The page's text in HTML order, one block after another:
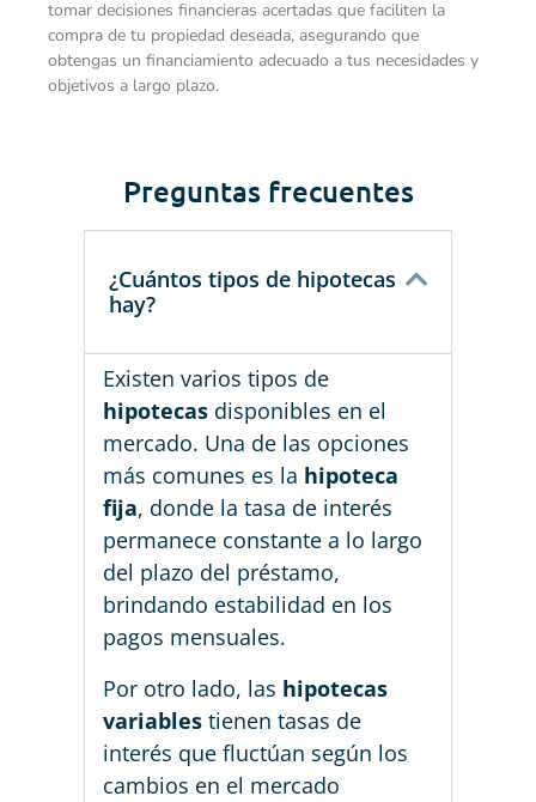
tomar decisiones financieras acertadas que faciliten la
compra de tu propiedad deseada, asegurando que
obtengas un financiamiento adecuado a tus necesidades y
objetivos a largo plazo.
Preguntas frecuentes
¿Cuántos tipos de hipotecas
hay?
Existen varios tipos de
hipotecas disponibles en el
mercado. Una de las opciones
más comunes es la hipoteca
fija, donde la tasa de interés
permanece constante a lo largo
del plazo del préstamo,
brindando estabilidad en los
pagos mensuales.
Por otro lado, las hipotecas
variables tienen tasas de
interés que fluctúan según los
cambios en el mercado